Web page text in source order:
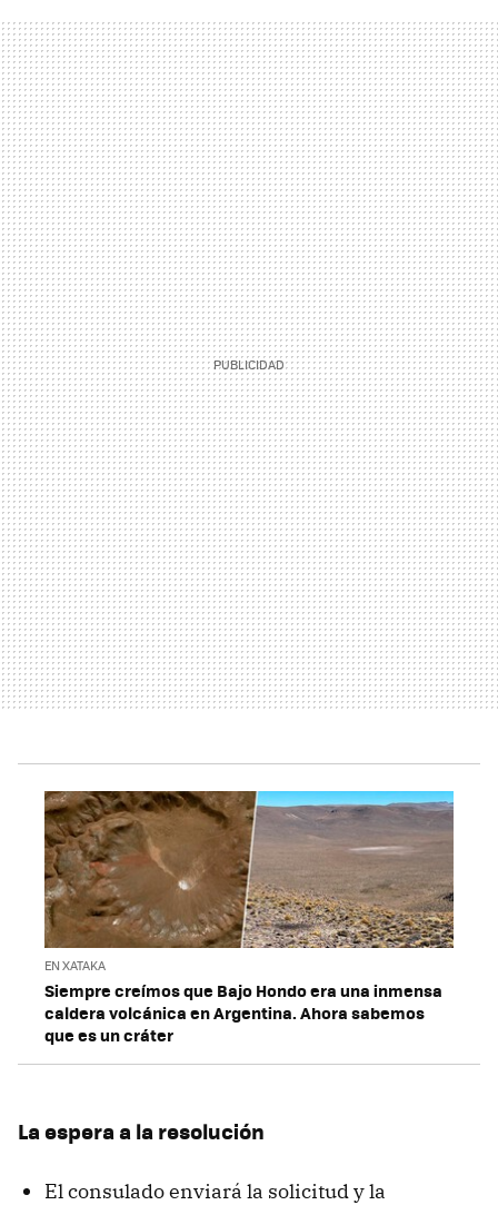
EN XATAKA
Siempre creímos que Bajo Hondo era una inmensa
caldera volcánica en Argentina. Ahora sabemos
que es un cráter
La espera a la resolución
El consulado enviará la solicitud y la